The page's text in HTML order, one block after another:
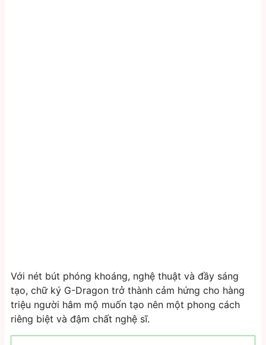
Với nét bút phóng khoáng, nghệ thuật và đầy sáng
tạo, chữ ký G-Dragon trở thành cảm hứng cho hàng
triệu người hâm mộ muốn tạo nên một phong cách
riêng biệt và đậm chất nghệ sĩ.